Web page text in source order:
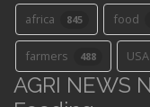
africa 845 food
farmers 488 USA
AGRI NEWS